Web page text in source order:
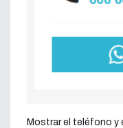
Mostrar el teléfono y